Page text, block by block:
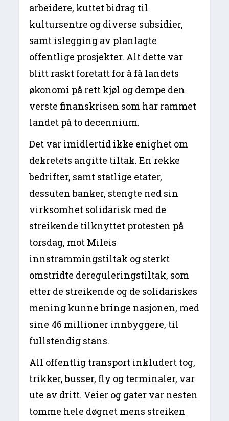
arbeidere, kuttet bidrag til
kultursentre og diverse subsidier,
samt islegging av planlagte
offentlige prosjekter. Alt dette var
blitt raskt foretatt for å få landets
økonomi på rett kjøl og dempe den
verste finanskrisen som har rammet
landet på to decennium.
Det var imidlertid ikke enighet om
dekretets angitte tiltak. En rekke
bedrifter, samt statlige etater,
dessuten banker, stengte ned sin
virksomhet solidarisk med de
streikende tilknyttet protesten på
torsdag, mot Mileis
innstrammingstiltak og sterkt
omstridte dereguleringstiltak, som
etter de streikende og de solidariskes
mening kunne bringe nasjonen, med
sine 46 millioner innbyggere, til
fullstendig stans.
All offentlig transport inkludert tog,
trikker, busser, fly og terminaler, var
ute av dritt. Veier og gater var nesten
tomme hele døgnet mens streiken